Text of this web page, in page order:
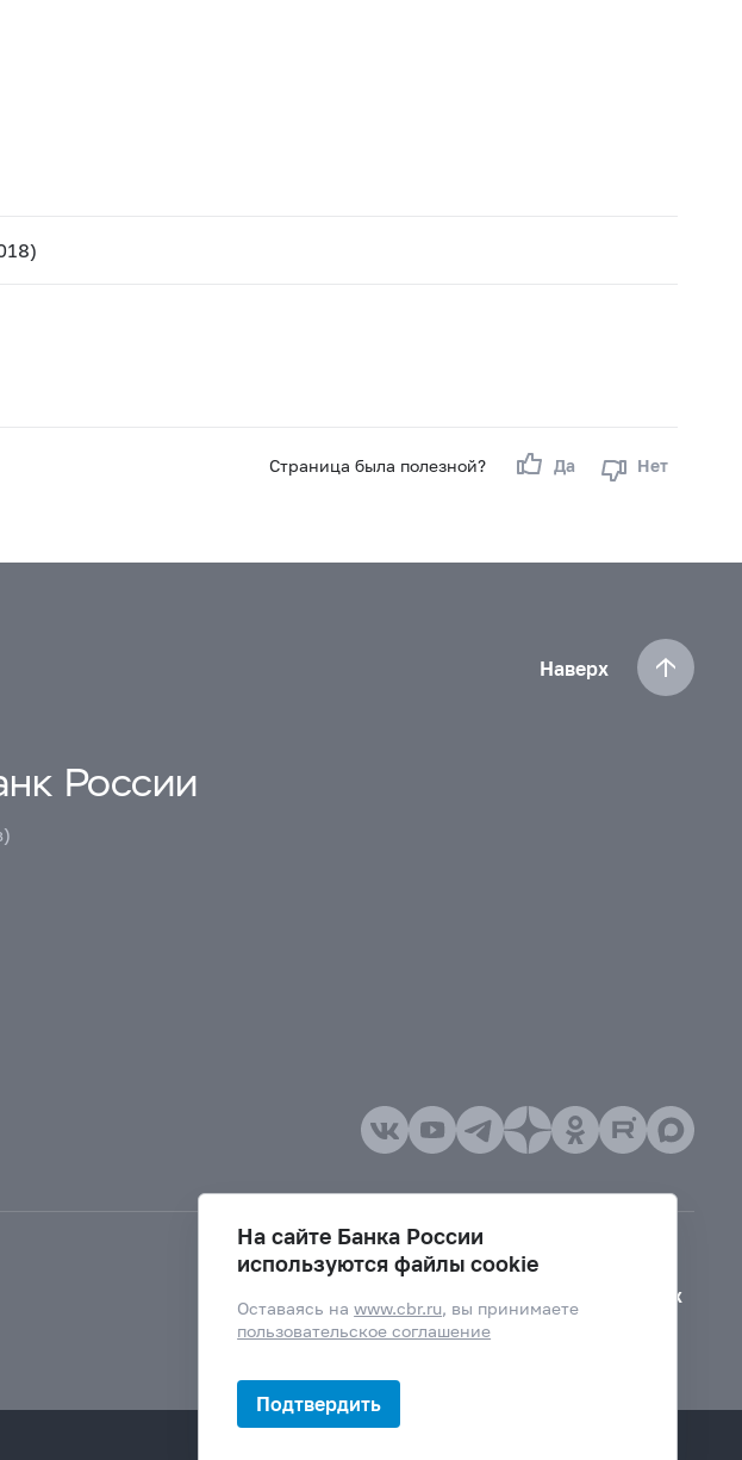
Страница была полезной? Да Нет
Наверх
России
Версия для слабовидящих
На сайте Банка России
используются файлы cookie
Оставаясь наwww.cbr.ru, вы принимаете
пользовательское соглашение
Подтвердить